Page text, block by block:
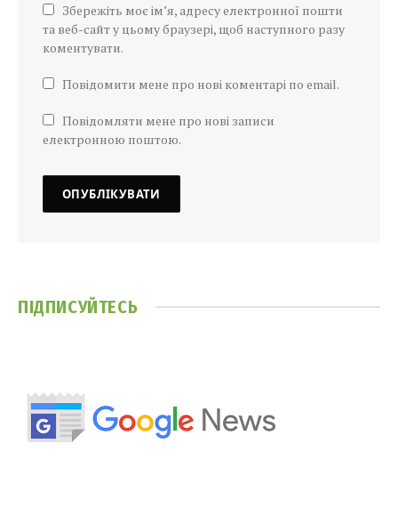
Збережіть моє ім’я, адресу електронної пошти
та веб-сайт у цьому браузері, щоб наступного разу
коментувати.
Повідомити мене про нові коментарі по email.
Повідомляти мене про нові записи
електронною поштою.
ПІДПИСУЙТЕСЬ